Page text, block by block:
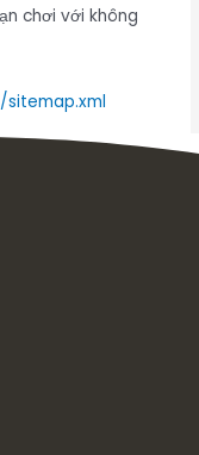
chơi với không
| @fb882024